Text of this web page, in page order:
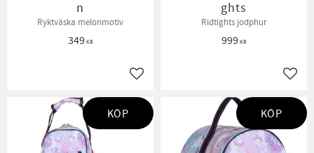
n
Ryktväska melonmotiv
349KR
Lägg till i favoriter
ghts
Ridtights jodphur
999KR
KÖP KÖP